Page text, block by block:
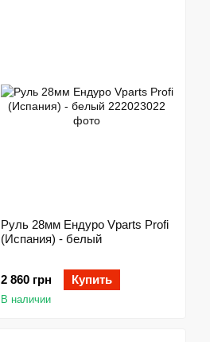
Руль 28мм Ендуро Vparts Profi
(Испания) - белый
2 860 грн Купить
В наличии